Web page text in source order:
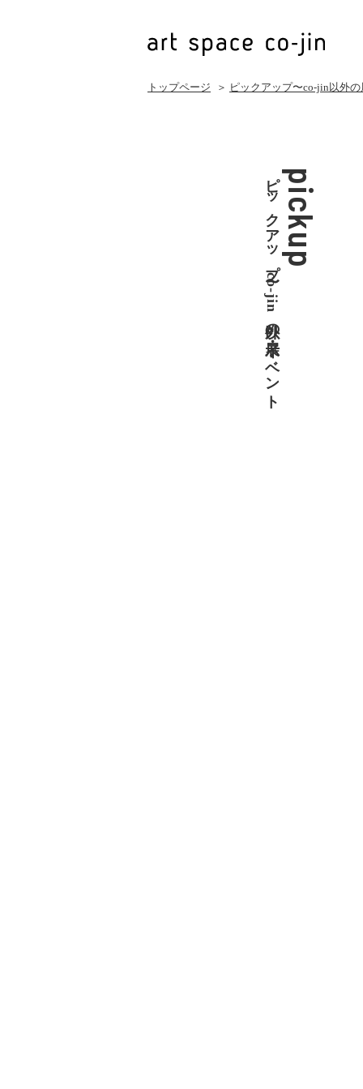
トップページ ＞ ピックアップ〜co-jin以外
pickup
ピックアップ〜co-jin以外の展示・イベント